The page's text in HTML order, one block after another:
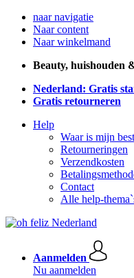
naar navigatie
Naar content
Naar winkelmand
Beauty, huishouden
Nederland: Gratis
Gratis retourneren
Help
Waar is mijn
Retourneringen
Verzendkosten
Contact
Alle help-
Aanmelden
Nu aanmelden